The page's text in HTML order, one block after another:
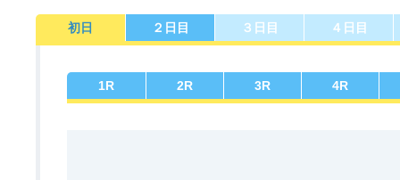
今節の進入コース別成績
佐賀支部選手一覧 記念競走優勝選手一覧
初日 ２日目 ３日目 ４日目
1R 2R 3R 4R